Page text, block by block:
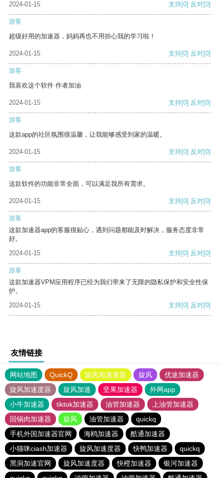
2024-01-15
支持[0] 反对[0]
游客
超级好用的加速器，妈妈再也不用担心我的学习啦！
2024-01-15 支持[0] 反对[0]
游客
我喜欢这个软件 作者加油
2024-01-15 支持[0] 反对[0]
游客
这款app的社区氛围很温馨，让我能够感受到家的温暖。
2024-01-15 支持[0] 反对[0]
游客
这款软件的功能非常全面，可以满足我所有需求。
2024-01-15 支持[0] 反对[0]
游客
这款加速器app的客服很贴心，遇到问题都能及时解决，服务态度非常
好。
2024-01-15
支持[0] 反对[0]
游客
这款加速器VPM应用程序已经为我们带来了无限的隐私保护和安全性保
护。
2024-01-15
支持[0] 反对[0]
友情链接
网站地图 QuickQ 旋风加速度器 旋风
优途加速器
旋风加速度器
旋风加速 坚果加速器
外网app
小牛加速器
tiktok加速器 油管加速器
上油管加速器
回锅肉加速器
旋风 油管加速器
quickq
手机外国加速器官网
海鸥加速器
酷通加速器
小猫咪ciash加速器
旋风加速度器 快鸭加速器
quickq
黑洞加速官网
旋风加速度器 快橙加速器
银河加速器